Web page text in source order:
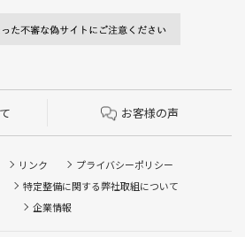
お客様の声
リンク
プライバシーポリシー
特定整備に関する弊社取組について
企業情報